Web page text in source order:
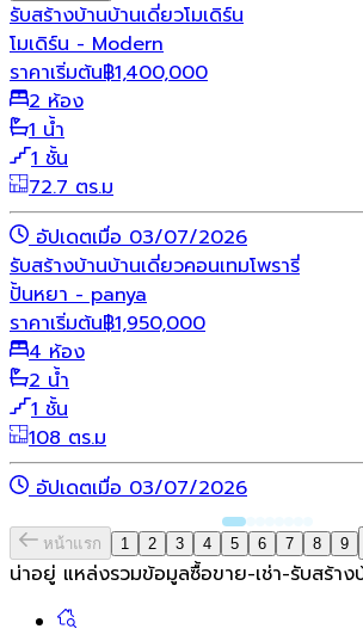
รับสร้างบ้านบ้านเดี่ยวโมเดิร์น
โมเดิร์น - Modern
ราคาเริ่มต้น฿1,400,000
2 ห้อง
1 น้ำ
1 ชั้น
72.7 ตร.ม
อัปเดตเมื่อ 03/07/2026
รับสร้างบ้านบ้านเดี่ยวคอนเทมโพรารี่
ปั้นหยา - panya
ราคาเริ่มต้น฿1,950,000
4 ห้อง
2 น้ำ
1 ชั้น
108 ตร.ม
อัปเดตเมื่อ 03/07/2026
หน้าแรก 1 2 3 4 5 6 7 8 9
น่าอยู่ แหล่งรวมข้อมูลซื้อขาย-เช่า-รับสร้า